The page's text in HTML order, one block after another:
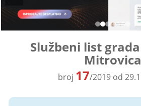
Službeni list
Mitrovica
broj 17/2019 od